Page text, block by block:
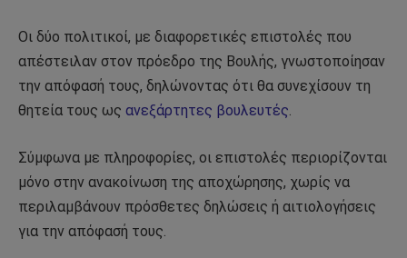
Οι δύο πολιτικοί, με διαφορετικές επιστολές που
απέστειλαν στον πρόεδρο της Βουλής, γνωστοποίησαν
την απόφασή τους, δηλώνοντας ότι θα συνεχίσουν τη
θητεία τους ως ανεξάρτητες βουλευτές.
Σύμφωνα με πληροφορίες, οι επιστολές περιορίζονται
μόνο στην ανακοίνωση της αποχώρησης, χωρίς να
περιλαμβάνουν πρόσθετες δηλώσεις ή αιτιολογήσεις
για την απόφασή τους.